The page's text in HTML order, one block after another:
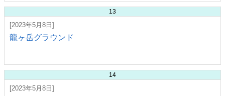
13
[2023年5月8日]
龍ヶ岳グラウンド
14
[2023年5月8日]